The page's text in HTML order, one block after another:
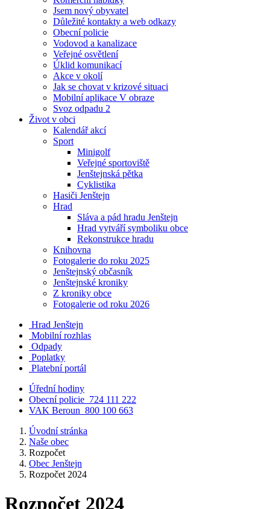
Jsem nový obyvatel
Důležité kontakty a web odkazy
Obecní policie
Vodovod a kanalizace
Veřejné osvětlení
Úklid komunikací
Akce v okolí
Jak se chovat v krizové situaci
Mobilní aplikace V obraze
Svoz odpadu 2
Život v obci
Kalendář akcí
Sport
Minigolf
Veřejné sportoviště
Jenštejnská pětka
Cyklistika
Hasiči Jenštejn
Hrad
Sláva a pád hradu Jenštejn
Hrad vytváří symboliku obce
Rekonstrukce hradu
Knihovna
Fotogalerie do roku 2025
Jenštejnský občasník
Jenštejnské kroniky
Z kroniky obce
Fotogalerie od roku 2026
Hrad Jenštejn
Mobilní rozhlas
Odpady
Poplatky
Platební portál
Úřední hodiny
Obecní policie 724 111 222
VAK Beroun 800 100 663
Úvodní stránka
Naše obec
Rozpočet
Obec Jenštejn
Rozpočet 2024
Rozpočet 2024